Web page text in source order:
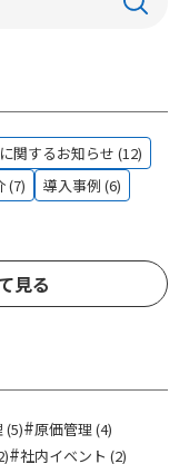
関するお知らせ (12)
(7)
導入事例 (6)
見る
(5)#原価管理 (4)
#社内イベント (2)